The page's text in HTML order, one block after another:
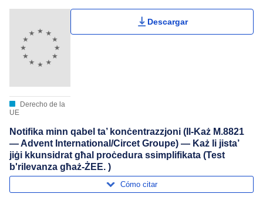
Derecho de la
UE
Descargar
Notifika minn qabel ta’ konċentrazzjoni (Il-Każ M.8821
— Advent International/Circet Groupe) — Każ li jista’
jiġi kkunsidrat għal proċedura ssimplifikata (Test
b'rilevanza għaż-ŻEE. )
Cómo citar